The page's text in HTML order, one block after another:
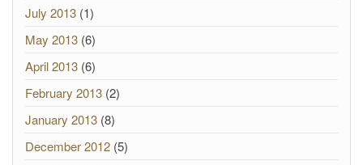
July 2013 (1)
May 2013 (6)
April 2013 (6)
February 2013 (2)
January 2013 (8)
December 2012 (5)